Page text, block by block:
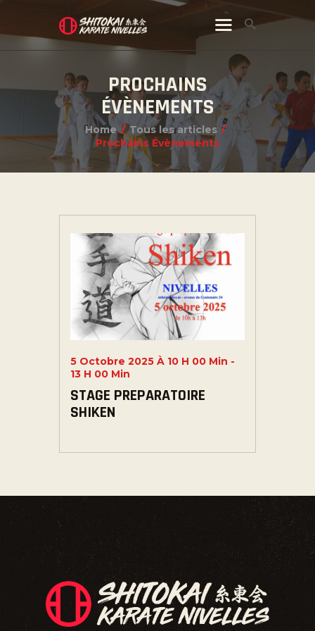
PROCHAINS
ÉVÈNEMENTS
Home
Tous les articles
Prochains Évènements
5 Octobre 2025 À 10 H 00 Min -
13 H 00 Min
STAGE PREPARATOIRE
SHIKEN